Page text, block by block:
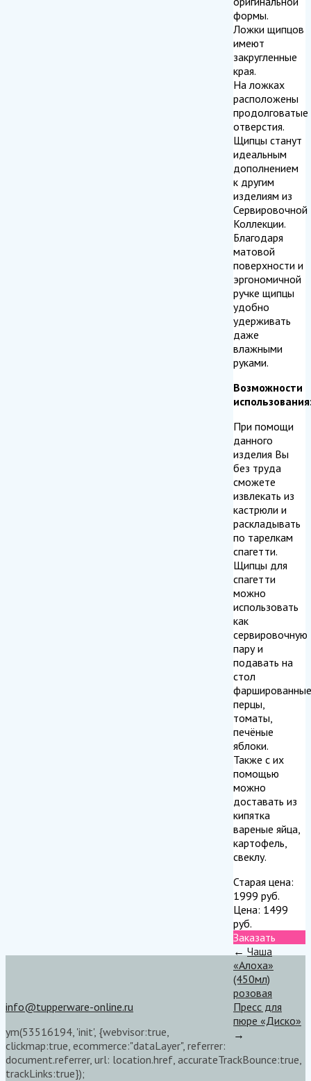
формы.
Ложки щипцов
имеют
закругленные
края.
На ложках
расположены
продолговатые
отверстия.
Щипцы станут
идеальным
дополнением
к другим
изделиям из
Сервировочной
Коллекции.
Благодаря
матовой
поверхности и
эргономичной
ручке щипцы
удобно
удерживать
даже
влажными
руками.
Возможности
При помощи
данного
изделия Вы
без труда
сможете
извлекать из
кастрюли и
раскладывать
по тарелкам
спагетти.
Щипцы для
спагетти
можно
использовать
как
сервировочную
пару и
подавать на
стол
фаршированные
перцы,
томаты,
печёные
яблоки.
Также с их
помощью
можно
доставать из
кипятка
вареные яйца,
картофель,
свеклу.
Старая цена:
1999 руб.
Цена: 1499
руб.
Заказать
← Чаша
«Алоха»
(450мл)
розовая
Пресс для
пюре «Диско»
→
info@tupperware-online.ru
ym(53516194, 'init', {webvisor:true,
clickmap:true, ecommerce:"dataLayer", referrer:
document.referrer, url: location.href, accurateTrackBounce:true,
trackLinks:true});